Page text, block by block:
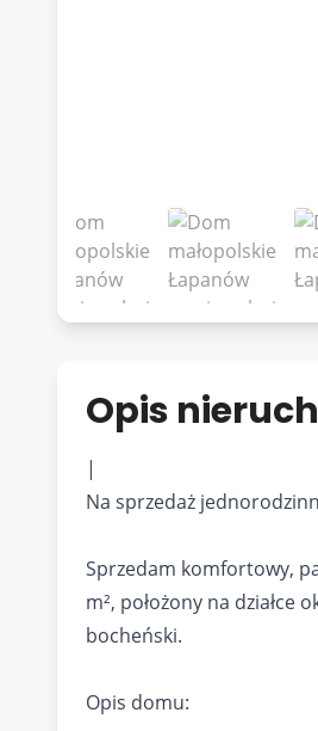
Opis
|
Na sprzedaż
Sprzedam komfortowy,
m², położony na działce
bocheński.
Opis domu: